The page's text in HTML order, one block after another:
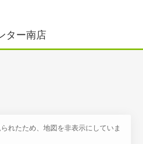
ター南店
れたため、地図を非表示にしていま